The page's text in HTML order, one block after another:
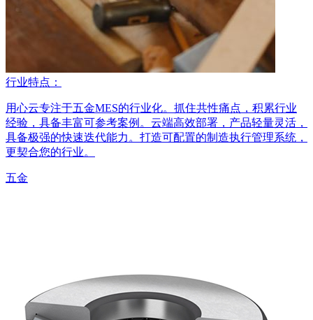
行业特点：
用心云专注于五金MES的行业化。抓住共性痛点，积累行业
经验，具备丰富可参考案例。云端高效部署，产品轻量灵活，
具备极强的快速迭代能力。打造可配置的制造执行管理系统，
更契合您的行业。
五金